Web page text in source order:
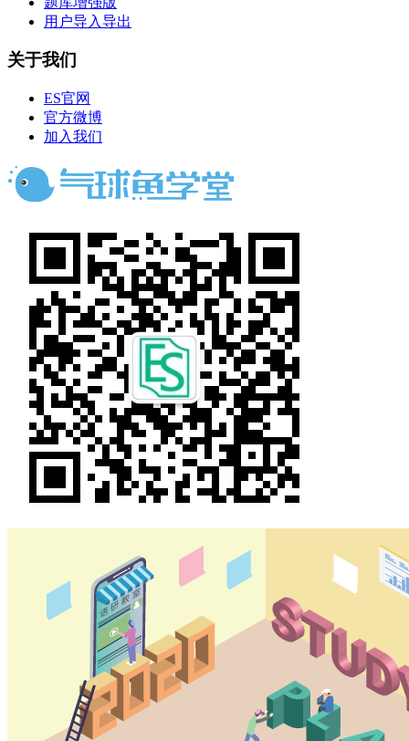
用户导入导出
关于我们
ES官网
官方微博
加入我们